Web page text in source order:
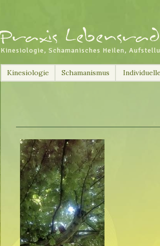
Kinesiologie, Schamanisches Heilen,
Skip
to
Kinesiologie Schamanismus